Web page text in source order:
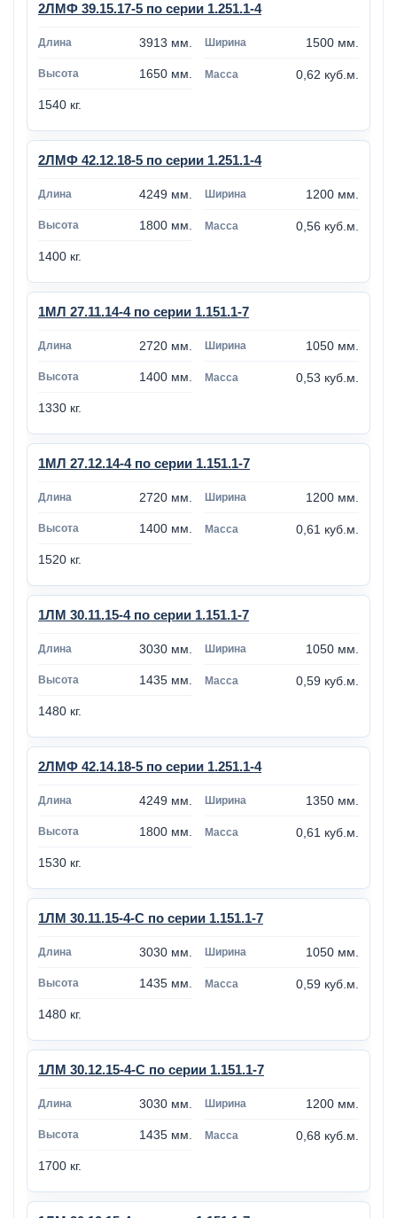
2ЛМФ 39.15.17-5 по серии 1.251.1-4
3913 мм. 1500 мм.
1650 мм. 0,62 куб.м.
1540 кг.
2ЛМФ 42.12.18-5 по серии 1.251.1-4
4249 мм. 1200 мм.
1800 мм. 0,56 куб.м.
1400 кг.
1МЛ 27.11.14-4 по серии 1.151.1-7
2720 мм. 1050 мм.
1400 мм. 0,53 куб.м.
1330 кг.
1МЛ 27.12.14-4 по серии 1.151.1-7
2720 мм. 1200 мм.
1400 мм. 0,61 куб.м.
1520 кг.
1ЛМ 30.11.15-4 по серии 1.151.1-7
3030 мм. 1050 мм.
1435 мм. 0,59 куб.м.
1480 кг.
2ЛМФ 42.14.18-5 по серии 1.251.1-4
4249 мм. 1350 мм.
1800 мм. 0,61 куб.м.
1530 кг.
1ЛМ 30.11.15-4-С по серии 1.151.1-7
3030 мм. 1050 мм.
1435 мм. 0,59 куб.м.
1480 кг.
1ЛМ 30.12.15-4-С по серии 1.151.1-7
3030 мм. 1200 мм.
1435 мм. 0,68 куб.м.
1700 кг.